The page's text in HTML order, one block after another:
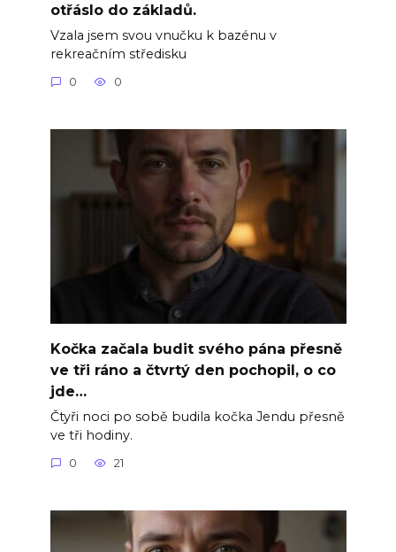
otřáslo do základů.
Vzala jsem svou vnučku k bazénu v
rekreačním středisku
0 0
Kočka začala budit svého pána přesně
ve tři ráno a čtvrtý den pochopil, o co
jde…
Čtyři noci po sobě budila kočka Jendu přesně
ve tři hodiny.
0 21